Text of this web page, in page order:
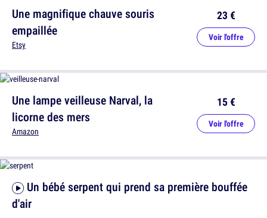
Une lampe veilleuse Narval, la
licorne des mers
Amazon
15 €
Voir l'offre
Une magnifique chauve souris
empaillée
Etsy
23 €
Voir l'offre
d'air